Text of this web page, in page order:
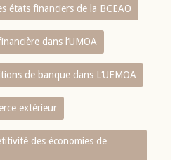
états financiers de la BCEAO
dans l‘UMOA
de banque dans L‘UEMOA
extérieur
des économies de